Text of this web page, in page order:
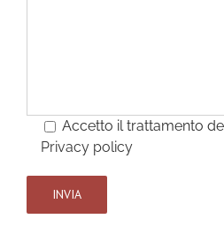
Accetto il trattamento
Privacy policy